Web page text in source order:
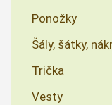
Ponožky
Šály, šátky,
Trička
Vesty